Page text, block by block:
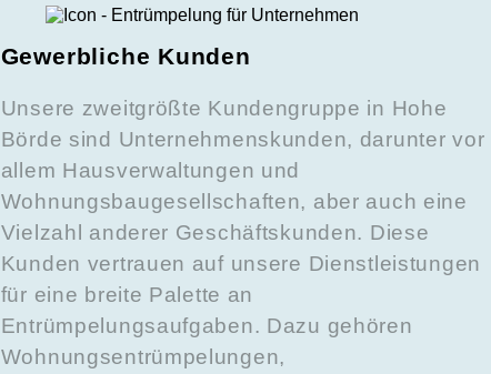
Gewerbliche Kunden
Unsere zweitgrößte Kundengruppe in Hohe
Börde sind Unternehmenskunden, darunter vor
allem Hausverwaltungen und
Wohnungsbaugesellschaften, aber auch eine
Vielzahl anderer Geschäftskunden. Diese
Kunden vertrauen auf unsere Dienstleistungen
für eine breite Palette an
Entrümpelungsaufgaben. Dazu gehören
Wohnungsentrümpelungen,